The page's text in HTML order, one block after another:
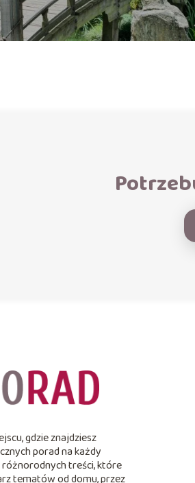
gdzie znajdziesz
porad na każdy
treści, które
tematów od domu, przez